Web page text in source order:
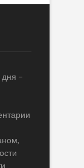
дня –